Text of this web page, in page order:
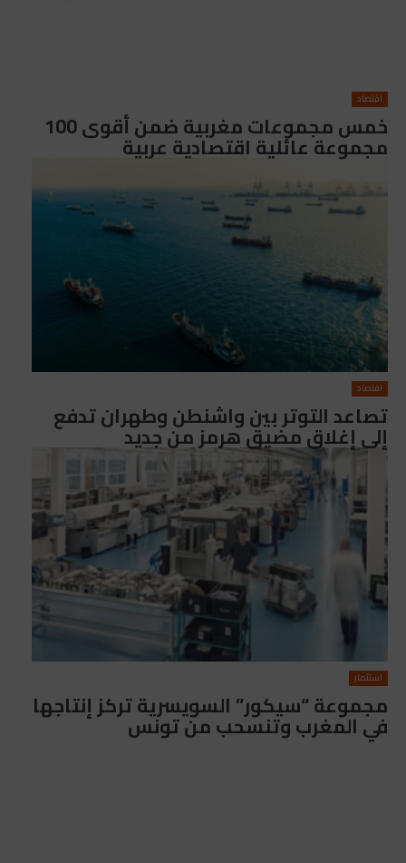
اقتصاد
خمس مجموعات مغربية ضمن أقوى 100
مجموعة عائلية اقتصادية عربية
اقتصاد
تصاعد التوتر بين واشنطن وطهران تدفع
إلى إغلاق مضيق هرمز من جديد
استثمار
مجموعة “سيكور” السويسرية تركز إنتاجها
في المغرب وتنسحب من تونس